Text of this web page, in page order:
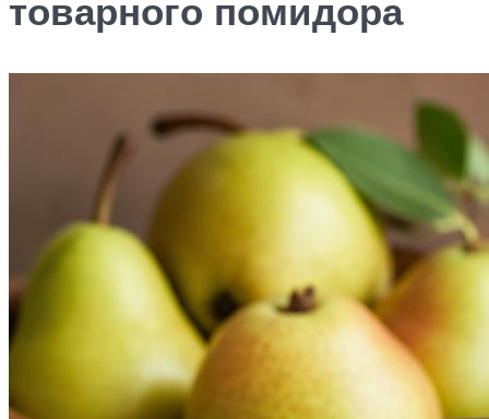
товарного помидора